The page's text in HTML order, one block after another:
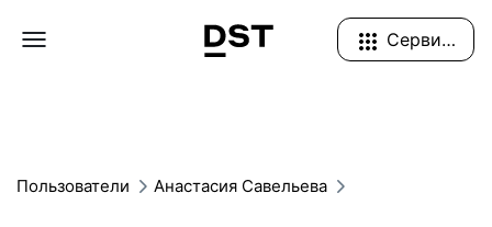
Navigation Menu Сервисы
Пользователи Анастасия Савельева